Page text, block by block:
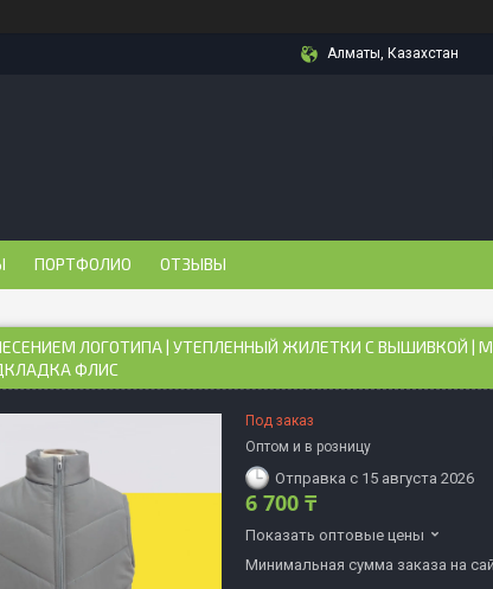
Алматы, Казахстан
ПОРТФОЛИО ОТЗЫВЫ
ЛОГОТИПА | УТЕПЛЕННЫЙ ЖИЛЕТКИ С ВЫШИВКОЙ |
ФЛИС
Под заказ
Оптом и в розницу
Отправка с 15 августа 2026
6 700 ₸
Показать оптовые цены
Минимальная сумма заказа на